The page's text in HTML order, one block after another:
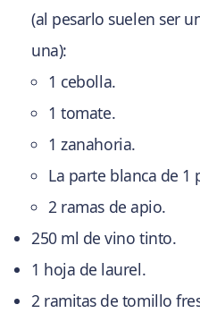
(al pesarlo suelen ser
una):
1 cebolla.
1 tomate.
1 zanahoria.
La parte blanca de 1
2 ramas de apio.
250 ml de vino tinto.
1 hoja de laurel.
2 ramitas de tomillo